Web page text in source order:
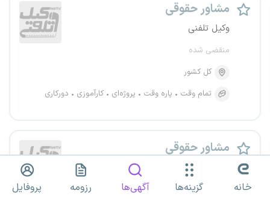
مشاور حقوقی
وکیل تلفنی
منقضی شده
کل کشور
تمام وقت
پاره وقت پروژه‌ای کارآموزی دورکاری
مشاور حقوقی
وکیل تلفنی
منقضی شده خانه گزینه‌ها آگهی‌ها رزومه پروفایل